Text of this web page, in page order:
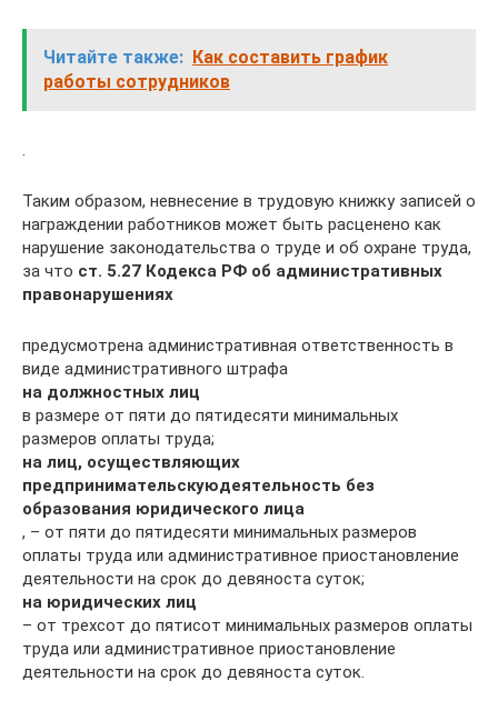
Читайте также: Как составить график
работы сотрудников
Таким образом, невнесение в трудовую книжку записей о
награждении работников может быть расценено как
нарушение законодательства о труде и об охране труда,
за что ст. 5.27 Кодекса РФ об административных
правонарушениях
предусмотрена административная ответственность в
виде административного штрафа
на должностных лиц
в размере от пяти до пятидесяти минимальных
размеров оплаты труда;
на лиц, осуществляющих
предпринимательскуюдеятельность без
образования юридического лица
, – от пяти до пятидесяти минимальных размеров
оплаты труда или административное приостановление
деятельности на срок до девяноста суток;
на юридических лиц
– от трехсот до пятисот минимальных размеров оплаты
труда или административное приостановление
деятельности на срок до девяноста суток.